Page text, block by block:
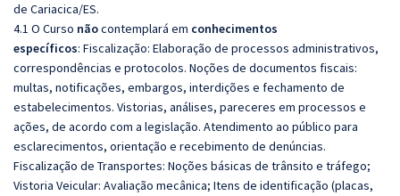
de Cariacica/ES.
4.1 O Curso nãocontemplará em conhecimentos
específicos: Fiscalização: Elaboração de processos administrativos,
correspondências e protocolos. Noções de documentos fiscais:
multas, notificações, embargos, interdições e fechamento de
estabelecimentos. Vistorias, análises, pareceres em processos e
ações, de acordo com a legislação. Atendimento ao público para
esclarecimentos, orientação e recebimento de denúncias.
Fiscalização de Transportes: Noções básicas de trânsito e tráfego;
Vistoria Veicular: Avaliação mecânica; Itens de identificação (placas,